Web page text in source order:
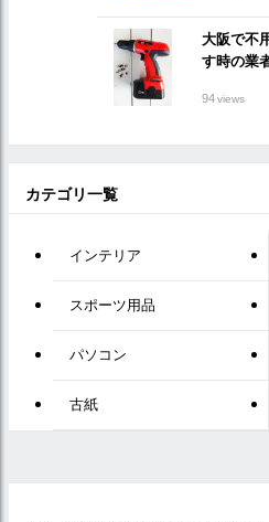
大阪で不
す時の業
94views
カテゴリ一覧
インテリア
スポーツ用品
パソコン
古紙